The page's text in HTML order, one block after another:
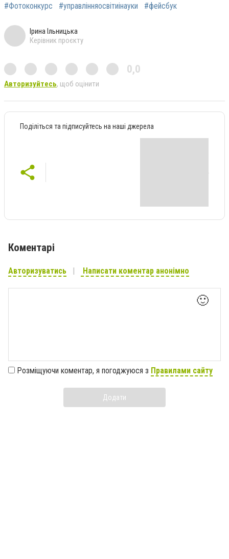
#Фотоконкурс #управлінняосвітиінауки #фейсбук
Ірина Ільницька
Керівник проєкту
0,0
Авторизуйтесь, щоб оцінити
Поділіться та підписуйтесь на наші джерела
Коментарі
Авторизуватись Написати коментар анонімно
🙂
Розміщуючи коментар, я погоджуюся з Правилами сайту
Додати